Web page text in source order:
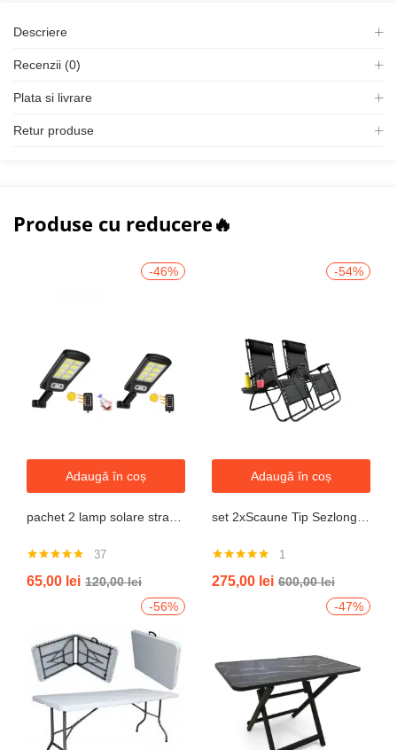
Descriere
Recenzii (0)
Plata si livrare
Retur produse
Produse cu reducere🔥
-46%
Adaugă în coș
4.76din 5
37
65,00 lei 120,00lei
-54%
Adaugă în coș
5.00din 5
1
275,00 lei 600,00lei
-56%
-47%